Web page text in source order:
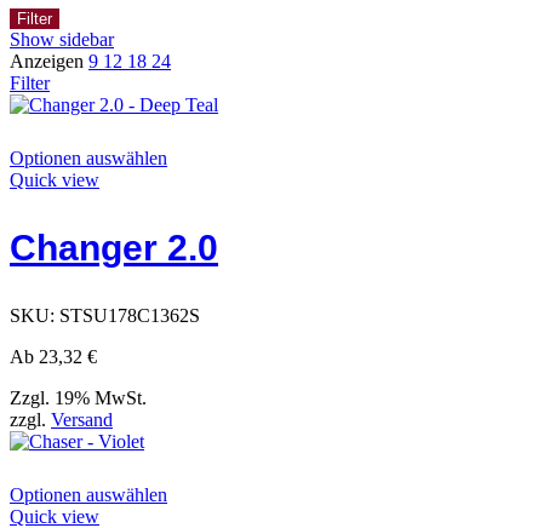
Filter
Show sidebar
Anzeigen 9 12 18 24
Filter
Optionen auswählen
die
auf
Produktseite
Quick view
Changer 2.0
SKU: STSU178C1362S
Ab 23,32 €
Zzgl. 19% MwSt.
zzgl. Versand
Optionen auswählen
Quick view